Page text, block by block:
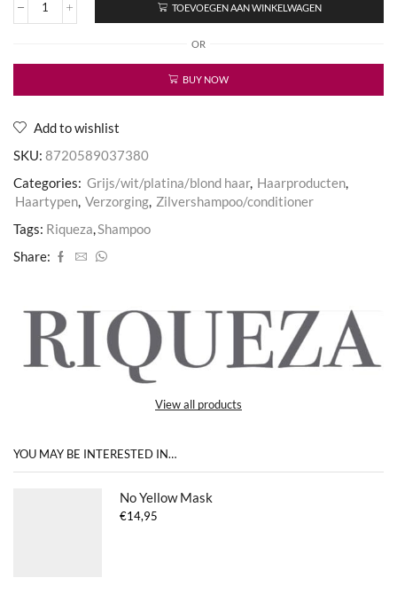
No
aantal
TOEVOEGEN AAN WINKELWAGEN
OR
BUY NOW
Add to wishlist
SKU: 8720589037380
Categories: Grijs/wit/platina/blond haar, Haarproducten,
Haartypen, Verzorging, Zilvershampoo/conditioner
Tags: Riqueza,Shampoo
Share:
View all products
YOU MAY BE INTERESTED IN…
No Yellow Mask
€14,95